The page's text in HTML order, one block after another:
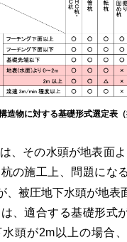
物に対する基礎形式選定表（
、その水頭が地表面
の施工上、問題にな
、被圧地下水頭が地表
は、適合する基礎形式
水頭が2m以上の場合